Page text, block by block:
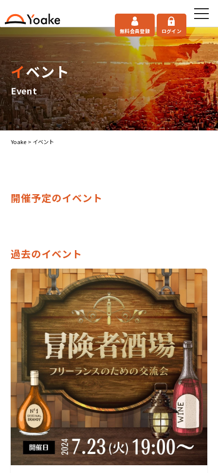
無料会員登録 ログイン
イベント
Event
Yoake > イベント
開催予定のイベント
過去のイベント